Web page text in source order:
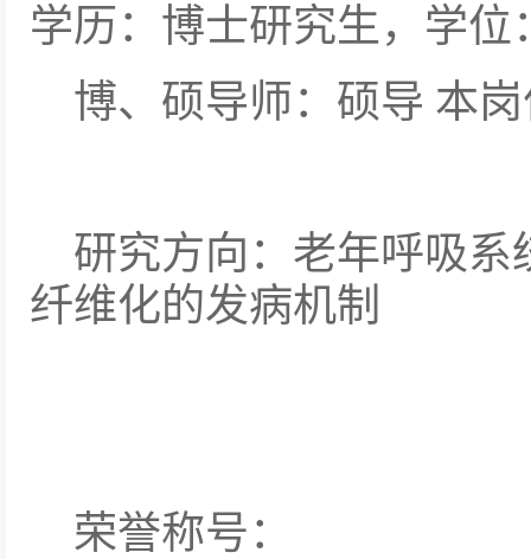
学历：博士研究生，学
博、硕导师：硕导 本
研究方向：老年呼吸
纤维化的发病机制
荣誉称号：